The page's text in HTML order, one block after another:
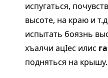
испугаться,
высоте, на краю и
испытать боязнь
хъалчи ацIес илис
подняться на